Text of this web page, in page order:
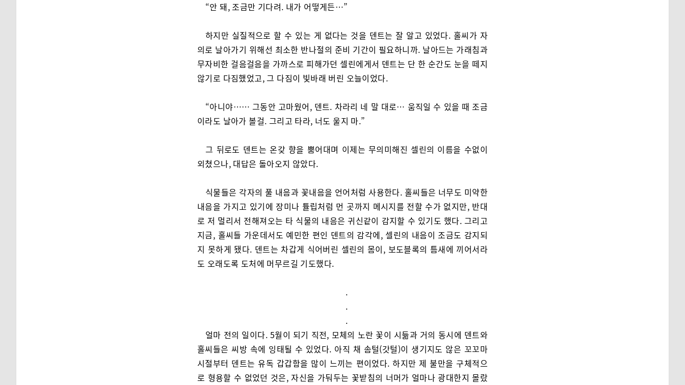
“안 돼, 조금만 기다려. 내가 어떻게든…”
하지만 실질적으로 할 수 있는 게 없다는 것을 덴트는 잘 알고 있었다. 홀씨가 자
의로 날아가기 위해선 최소한 반나절의 준비 기간이 필요하니까. 날아드는 가래침과
무자비한 걸음걸음을 가까스로 피해가던 셀린에게서 덴트는 단 한 순간도 눈을 떼지
않기로 다짐했었고, 그 다짐이 빛바래 버린 오늘이었다.
“아니야…… 그동안 고마웠어, 덴트. 차라리 네 말 대로… 움직일 수 있을 때 조금
이라도 날아가 볼걸. 그리고 타라, 너도 울지 마.”
그 뒤로도 덴트는 온갖 향을 뿜어대며 이제는 무의미해진 셀린의 이름을 수없이
외쳤으나, 대답은 돌아오지 않았다.
식물들은 각자의 풀 내음과 꽃내음을 언어처럼 사용한다. 홀씨들은 너무도 미약한
내음을 가지고 있기에 장미나 튤립처럼 먼 곳까지 메시지를 전할 수가 없지만, 반대
로 저 멀리서 전해져오는 타 식물의 내음은 귀신같이 감지할 수 있기도 했다. 그리고
지금, 홀씨들 가운데서도 예민한 편인 덴트의 감각에, 셀린의 내음이 조금도 감지되
지 못하게 됐다. 덴트는 차갑게 식어버린 셀린의 몸이, 보도블록의 틈새에 끼어서라
도 오래도록 도처에 머무르길 기도했다.
.
.
.
얼마 전의 일이다. 5월이 되기 직전, 모체의 노란 꽃이 시듦과 거의 동시에 덴트와
홀씨들은 씨방 속에 잉태될 수 있었다. 아직 채 솜털(갓털)이 생기지도 않은 꼬꼬마
시절부터 덴트는 유독 갑갑함을 많이 느끼는 편이었다. 하지만 제 불만을 구체적으
로 형용할 수 없었던 것은, 자신을 가둬두는 꽃받침의 너머가 얼마나 광대한지 몰랐